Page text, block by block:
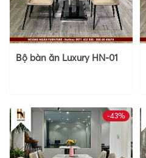
Bộ bàn ăn Luxury HN-01
-43%